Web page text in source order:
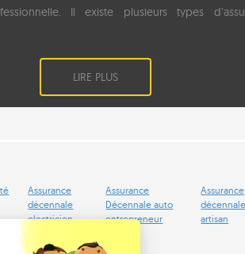
Il existe plusieurs types
LIRE PLUS
Assurance
décennale
electricien
Assurance
Décennale auto
entrepreneur
Assurance
décennale
artisan